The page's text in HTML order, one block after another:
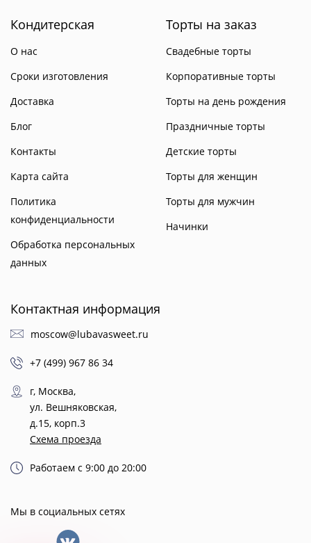
Кондитерская
О нас
Сроки изготовления
Доставка
Блог
Контакты
Карта сайта
Политика
конфиденциальности
Обработка персональных
данных
Торты на заказ
Свадебные торты
Корпоративные торты
Торты на день рождения
Праздничные торты
Детские торты
Торты для женщин
Торты для мужчин
Начинки
Контактная информация
moscow@lubavasweet.ru
+7 (499) 967 86 34
г, Москва,
ул. Вешняковская,
д.15, корп.3
Схема проезда
Работаем с 9:00 до 20:00
Мы в социальных сетях